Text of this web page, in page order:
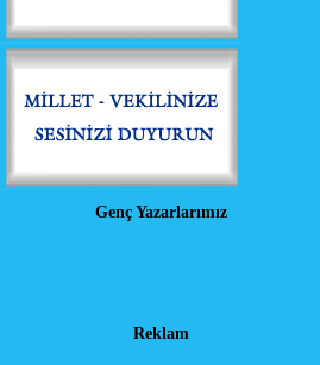
Genç Yazarlarımız
Reklam